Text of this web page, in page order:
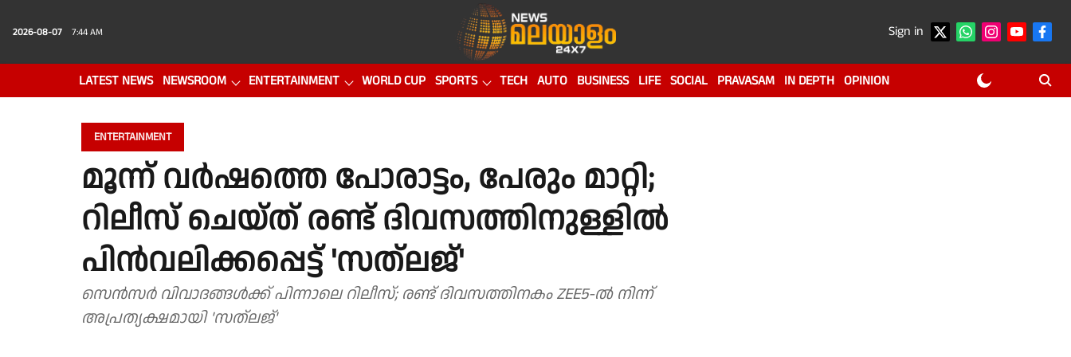
2026-08-07 7:44 AM Sign in
LATEST NEWS NEWSROOM ENTERTAINMENT WORLD CUP SPORTS TECH AUTO BUSINESS LIFE SOCIAL PRAVASAM IN DEPTH OPINION
ENTERTAINMENT
മൂന്ന് വര്‍ഷത്തെ പോരാട്ടം, പേരും മാറ്റി;
റിലീസ് ചെയ്ത് രണ്ട് ദിവസത്തിനുള്ളില്‍
പിന്‍വലിക്കപ്പെട്ട് 'സത്‌ലജ്'
സെൻസർ വിവാദങ്ങൾക്ക് പിന്നാലെ റിലീസ്; രണ്ട് ദിവസത്തിനകം ZEE5-ൽ നിന്ന്
അപ്രത്യക്ഷമായി 'സത്‌ലജ്'